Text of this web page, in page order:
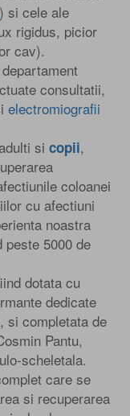
) si cele ale
rigidus, picior
cav).
consultatii,
electromiografii
si copii,
coloanei
cu afectiuni
noastra
peste 5000 de
dotata cu
dedicate
si completata de
Pantu,
scheletala.
care se
si recuperarea